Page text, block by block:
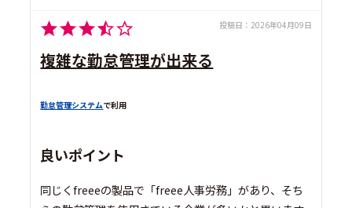
投稿日： 2026年04月09日
複雑な勤怠管理が出来る
勤怠管理システムで利用
良いポイント
同じくfreeeの製品で「freee人事労務」があり、そち